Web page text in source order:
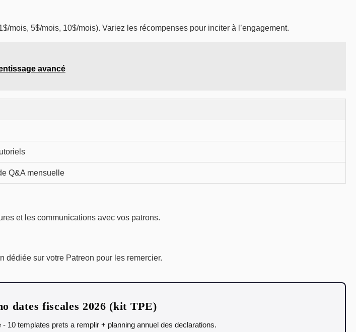
mois, 5$/mois, 10$/mois). Variez les récompenses pour inciter à l’engagement.
avancé
Q&A mensuelle
et les communications avec vos patrons.
dédiée sur votre Patreon pour les remercier.
dates fiscales 2026 (kit TPE)
10 templates prets a remplir + planning annuel des declarations.